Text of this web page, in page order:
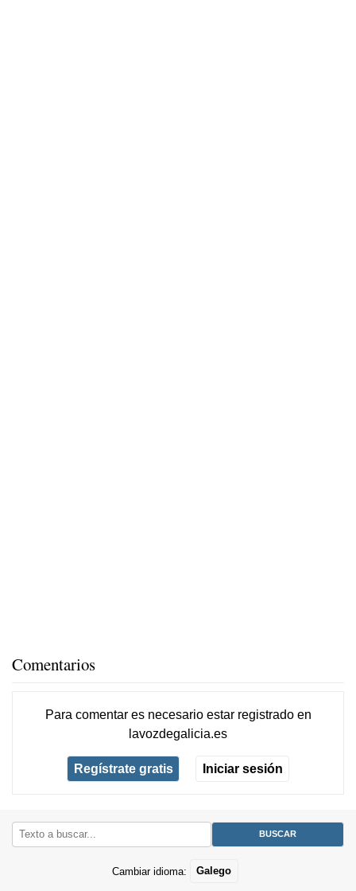
Comentarios
Para comentar es necesario estar registradoen
lavozdegalicia.es
Regístrate gratis Iniciar sesión
Cambiar idioma: Galego